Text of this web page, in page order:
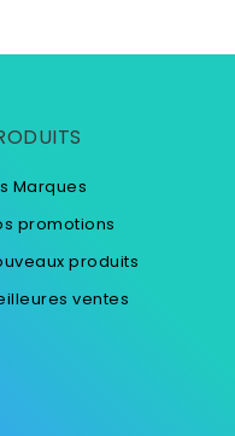
Marques
promotions
produits
ventes